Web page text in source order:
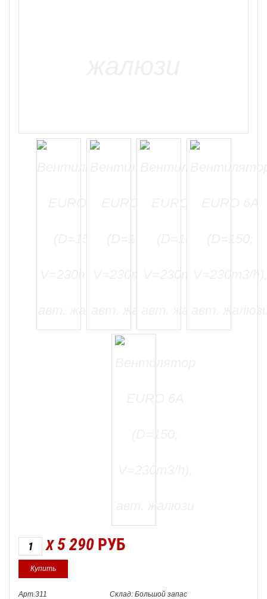
X 5 290 РУБ
Арт.311
Склад: Большой запас